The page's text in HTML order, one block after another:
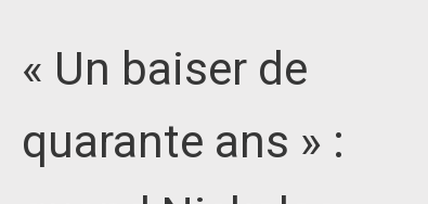
« Un baiser de
quarante ans » :